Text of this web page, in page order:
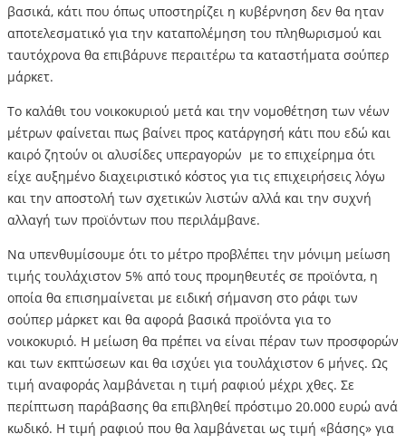
βασικά, κάτι που όπως υποστηρίζει η κυβέρνηση δεν θα ηταν
αποτελεσματικό για την καταπολέμηση του πληθωρισμού και
ταυτόχρονα θα επιβάρυνε περαιτέρω τα καταστήματα σούπερ
μάρκετ.
Το καλάθι του νοικοκυριού μετά και την νομοθέτηση των νέων
μέτρων φαίνεται πως βαίνει προς κατάργησή κάτι που εδώ και
καιρό ζητούν οι αλυσίδες υπεραγορών με το επιχείρημα ότι
είχε αυξημένο διαχειριστικό κόστος για τις επιχειρήσεις λόγω
και την αποστολή των σχετικών λιστών αλλά και την συχνή
αλλαγή των προϊόντων που περιλάμβανε.
Να υπενθυμίσουμε ότι το μέτρο προβλέπει την μόνιμη μείωση
τιμής τουλάχιστον 5% από τους προμηθευτές σε προϊόντα, η
οποία θα επισημαίνεται με ειδική σήμανση στο ράφι των
σούπερ μάρκετ και θα αφορά βασικά προϊόντα για το
νοικοκυριό. Η μείωση θα πρέπει να είναι πέραν των προσφορών
και των εκπτώσεων και θα ισχύει για τουλάχιστον 6 μήνες. Ως
τιμή αναφοράς λαμβάνεται η τιμή ραφιού μέχρι χθες. Σε
περίπτωση παράβασης θα επιβληθεί πρόστιμο 20.000 ευρώ ανά
κωδικό. Η τιμή ραφιού που θα λαμβάνεται ως τιμή «βάσης» για